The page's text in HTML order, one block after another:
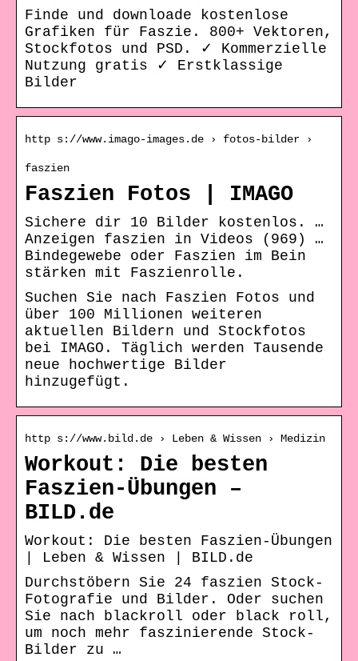
Finde und downloade kostenlose
Grafiken für Faszie. 800+ Vektoren,
Stockfotos und PSD. ✓ Kommerzielle
Nutzung gratis ✓ Erstklassige
Bilder
http s://www.imago-images.de › fotos-bilder ›
faszien
Faszien Fotos | IMAGO
Sichere dir 10 Bilder kostenlos. …
Anzeigen faszien in Videos (969) …
Bindegewebe oder Faszien im Bein
stärken mit Faszienrolle.
Suchen Sie nach Faszien Fotos und
über 100 Millionen weiteren
aktuellen Bildern und Stockfotos
bei IMAGO. Täglich werden Tausende
neue hochwertige Bilder
hinzugefügt.
http s://www.bild.de › Leben & Wissen › Medizin
Workout: Die besten
Faszien-Übungen –
BILD.de
Workout: Die besten Faszien-Übungen
| Leben & Wissen | BILD.de
Durchstöbern Sie 24 faszien Stock-
Fotografie und Bilder. Oder suchen
Sie nach blackroll oder black roll,
um noch mehr faszinierende Stock-
Bilder zu …